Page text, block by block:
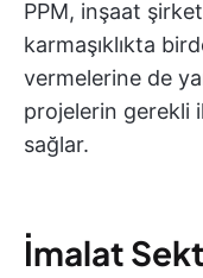
PPM, inşaat
karmaşıklıkta
vermelerine de
projelerin gerekli
sağlar.
İmalat